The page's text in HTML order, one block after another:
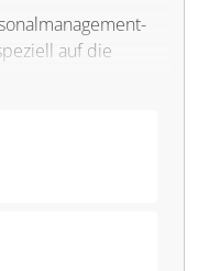
auf die
und